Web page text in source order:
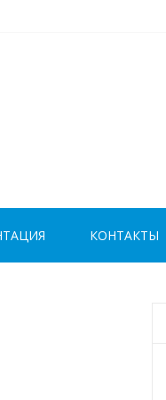
КОНТАКТЫ